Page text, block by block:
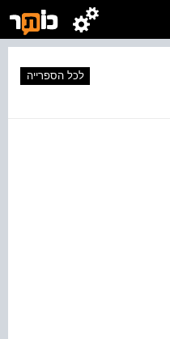
לכל הספרייה